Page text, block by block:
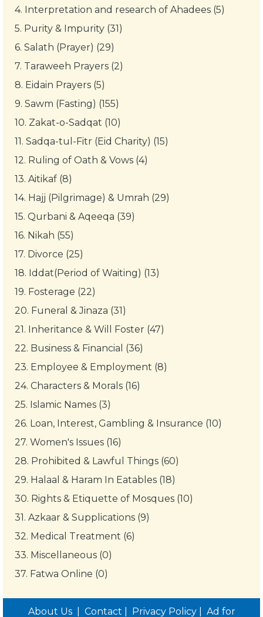
4. Interpretation and research of Ahadees (5)
5. Purity & Impurity (31)
6. Salath (Prayer) (29)
7. Taraweeh Prayers (2)
8. Eidain Prayers (5)
9. Sawm (Fasting) (155)
10. Zakat-o-Sadqat (10)
11. Sadqa-tul-Fitr (Eid Charity) (15)
12. Ruling of Oath & Vows (4)
13. Aitikaf (8)
14. Hajj (Pilgrimage) & Umrah (29)
15. Qurbani & Aqeeqa (39)
16. Nikah (55)
17. Divorce (25)
18. Iddat(Period of Waiting) (13)
19. Fosterage (22)
20. Funeral & Jinaza (31)
21. Inheritance & Will Foster (47)
22. Business & Financial (36)
23. Employee & Employment (8)
24. Characters & Morals (16)
25. Islamic Names (3)
26. Loan, Interest, Gambling & Insurance (10)
27. Women's Issues (16)
28. Prohibited & Lawful Things (60)
29. Halaal & Haram In Eatables (18)
30. Rights & Etiquette of Mosques (10)
31. Azkaar & Supplications (9)
32. Medical Treatment (6)
33. Miscellaneous (0)
37. Fatwa Online (0)
About Us Contact Privacy Policy| Ad for